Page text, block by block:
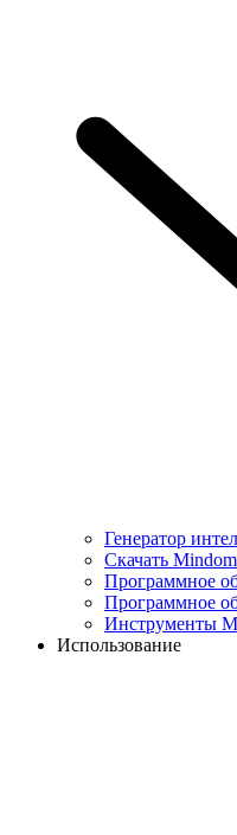
Генератор
Скачать
Программное
Программное
Инструменты
Использование